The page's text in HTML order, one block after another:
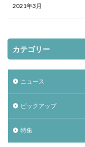
2021年3月
カテゴリー
ニュース
ピックアップ
特集